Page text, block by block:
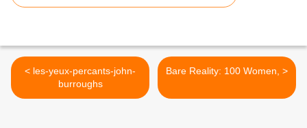
< les-yeux-percants-john-
burroughs
Bare Reality: 100 Women, >